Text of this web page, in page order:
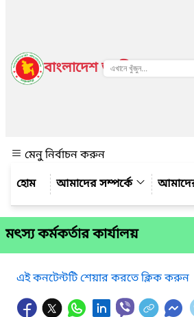
বাংলাদেশ জাতীয় তথ্য
মেনু নির্বাচন করুন
আমাদের সম্পর্কে
মৎস্য কর্মকর্তার কার্যালয়
এই কনটেন্টটি শেয়ার করতে ক্লিক করুন